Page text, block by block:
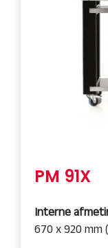
PM 91X
Interne
670 x 920 mm